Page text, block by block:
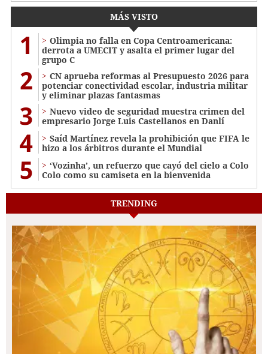
MÁS VISTO
1
Olimpia no falla en Copa Centroamericana:
derrota a UMECIT y asalta el primer lugar del
grupo C
2
CN aprueba reformas al Presupuesto 2026 para
potenciar conectividad escolar, industria militar
y eliminar plazas fantasmas
3
Nuevo video de seguridad muestra crimen del
empresario Jorge Luis Castellanos en Danlí
4
Saíd Martínez revela la prohibición que FIFA le
hizo a los árbitros durante el Mundial
5
‘Vozinha’, un refuerzo que cayó del cielo a Colo
Colo como su camiseta en la bienvenida
TRENDING